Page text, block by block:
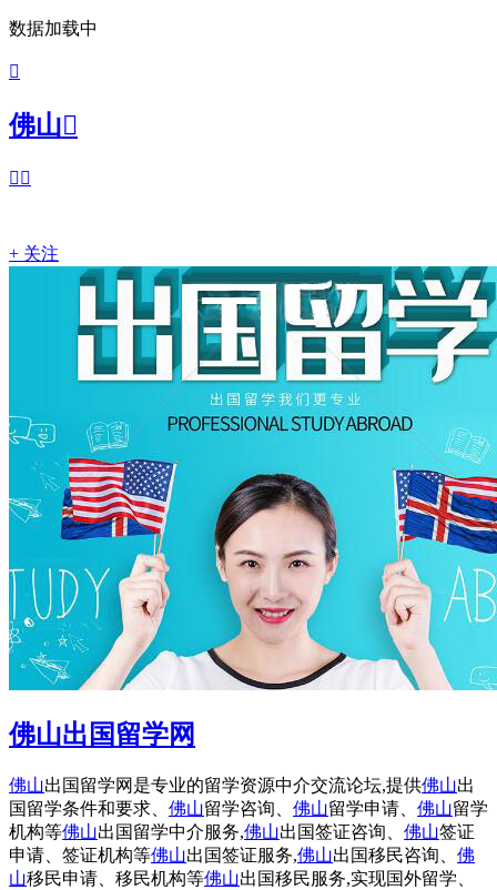
数据加载中

佛山
 
+ 关注
佛山出国留学网
佛山出国留学网是专业的留学资源中介交流论坛,提供佛山出
国留学条件和要求、 佛山留学咨询、 佛山留学申请、 佛山留学
机构等佛山出国留学中介服务,佛山出国签证咨询、 佛山签证
申请、签证机构等佛山出国签证服务,佛山出国移民咨询、 佛
山移民申请、移民机构等佛山出国移民服务,实现国外留学、